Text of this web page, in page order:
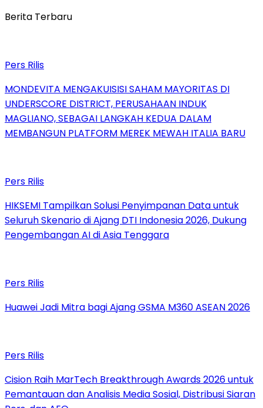
Berita Terbaru
Pers Rilis
MONDEVITA MENGAKUISISI SAHAM MAYORITAS DI
UNDERSCORE DISTRICT, PERUSAHAAN INDUK
MAGLIANO, SEBAGAI LANGKAH KEDUA DALAM
MEMBANGUN PLATFORM MEREK MEWAH ITALIA BARU
Pers Rilis
HIKSEMI Tampilkan Solusi Penyimpanan Data untuk
Seluruh Skenario di Ajang DTI Indonesia 2026, Dukung
Pengembangan AI di Asia Tenggara
Pers Rilis
Huawei Jadi Mitra bagi Ajang GSMA M360 ASEAN 2026
Pers Rilis
Cision Raih MarTech Breakthrough Awards 2026 untuk
Pemantauan dan Analisis Media Sosial, Distribusi Siaran